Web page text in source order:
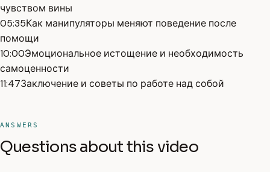
чувством вины
05:35Как манипуляторы меняют поведение после
помощи
10:00Эмоциональное истощение и необходимость
самоценности
11:47Заключение и советы по работе над собой
ANSWERS
Questions about this video